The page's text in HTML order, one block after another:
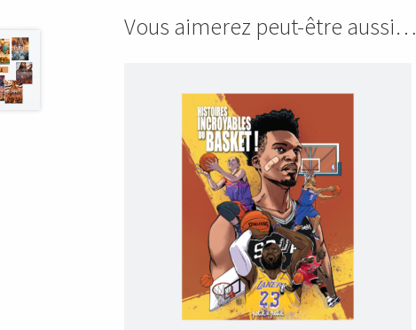
Vous aimerez peut-être aussi…